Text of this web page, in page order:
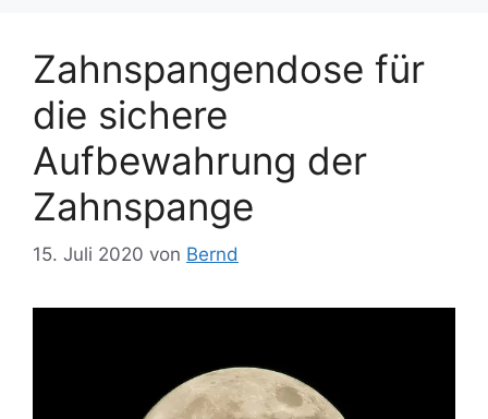
Zahnspangendose für
die sichere
Aufbewahrung der
Zahnspange
15. Juli 2020 von Bernd